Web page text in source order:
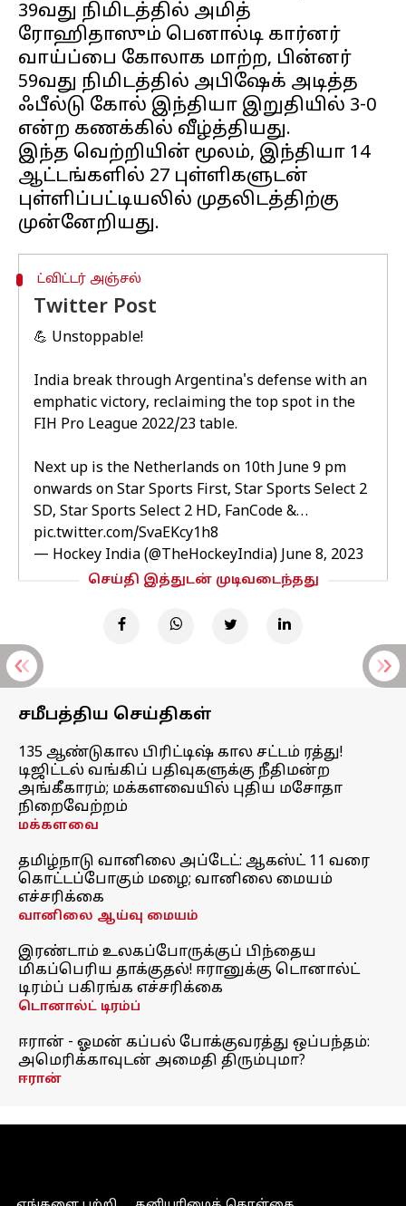
39வது நிமிடத்தில் அமித்
ரோஹிதாஸும் பெனால்டி கார்னர்
வாய்ப்பை கோலாக மாற்ற, பின்னர்
59வது நிமிடத்தில் அபிஷேக் அடித்த
ஃபீல்டு கோல் இந்தியா இறுதியில் 3-0
என்ற கணக்கில் வீழ்த்தியது.
இந்த வெற்றியின் மூலம், இந்தியா 14
ஆட்டங்களில் 27 புள்ளிகளுடன்
புள்ளிப்பட்டியலில் முதலிடத்திற்கு
ட்விட்டர் அஞ்சல்
Twitter Post
💪 Unstoppable!
India break through Argentina's defense with an
emphatic victory, reclaiming the top spot in the
FIH Pro League 2022/23 table.
Next up is the Netherlands on 10th June 9 pm
onwards on Star Sports First, Star Sports Select 2
SD, Star Sports Select 2 HD, FanCode &…
pic.twitter.com/SvaEKcy1h8
— Hockey India (@TheHockeyIndia) June 8, 2023
செய்தி இத்துடன் முடிவடைந்தது
சமீபத்திய செய்திகள்
135 ஆண்டுகால பிரிட்டிஷ் கால சட்டம் ரத்து!
டிஜிட்டல் வங்கிப் பதிவுகளுக்கு நீதிமன்ற
அங்கீகாரம்; மக்களவையில் புதிய மசோதா
நிறைவேற்றம்
மக்களவை
தமிழ்நாடு வானிலை அப்டேட்: ஆகஸ்ட் 11 வரை
கொட்டப்போகும் மழை; வானிலை மையம்
எச்சரிக்கை
வானிலை ஆய்வு மையம்
இரண்டாம் உலகப்போருக்குப் பிந்தைய
மிகப்பெரிய தாக்குதல்! ஈரானுக்கு டொனால்ட்
டிரம்ப் பகிரங்க எச்சரிக்கை
டொனால்ட் டிரம்ப்
ஈரான் - ஓமன் கப்பல் போக்குவரத்து ஒப்பந்தம்:
அமெரிக்காவுடன் அமைதி திரும்புமா?
ஈரான்